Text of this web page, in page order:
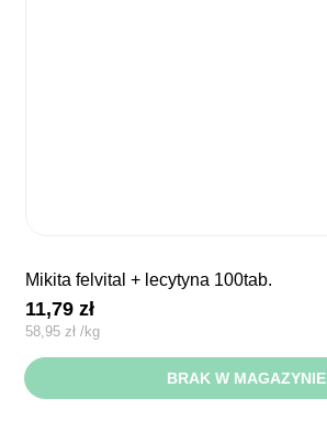
mikita felvital + lecytyna 100tab.
11,79zł
58,95zł /kg
BRAK W MAGAZYNIE